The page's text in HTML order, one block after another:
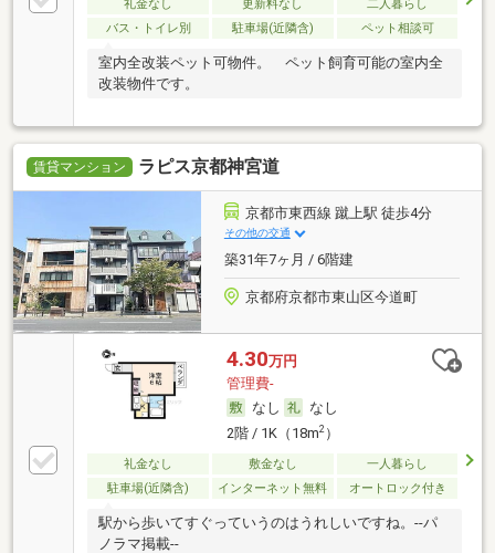
礼金なし 更新料なし
二人暮らし
バス・トイレ別
駐車場(近隣含) ペット相談可
室内全改装ペット可物件。 ペット飼育可能の室内全
改装物件です。
賃貸マンション ラピス京都神宮道
京都市東西線 蹴上駅 徒歩4分
その他の交通
築31年7ヶ月 / 6階建
京都府京都市東山区今道町
4.30万円
管理費-
なし
なし
2階 / 1K（18m2）
礼金なし 敷金なし
一人暮らし
駐車場(近隣含)
インターネット無料 オートロック付き
駅から歩いてすぐっていうのはうれしいですね。--パ
ノラマ掲載--